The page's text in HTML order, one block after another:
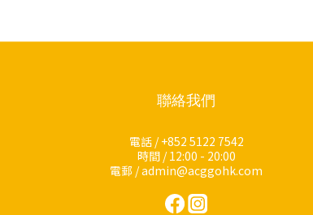
聯絡我們
電話 / +852 5122 7542
時間 / 12:00 - 20:00
電郵 / admin@acggohk.com